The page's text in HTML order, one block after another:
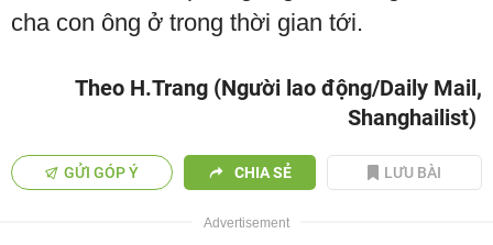
cha con ông ở trong thời gian tới.
Theo H.Trang (Người lao động/Daily Mail,
Shanghailist)
GỬI GÓP Ý CHIA SẺ LƯU BÀI